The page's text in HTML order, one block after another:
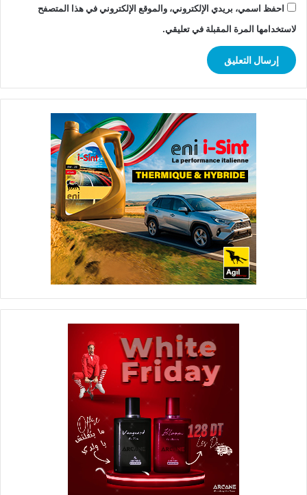
احفظ اسمي، بريدي الإلكتروني، والموقع الإلكتروني في هذا المتصفح
لاستخدامها المرة المقبلة في تعليقي.